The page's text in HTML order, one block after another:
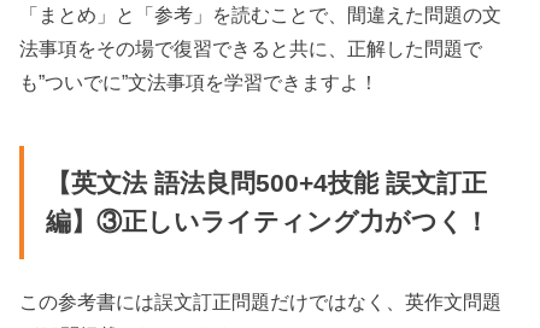
「まとめ」と「参考」を読むことで、間違えた問題の文
法事項をその場で復習できると共に、正解した問題で
も”ついでに”文法事項を学習できますよ！
【英文法 語法良問500+4技能 誤文訂正
編】③正しいライティング力がつく！
この参考書には誤文訂正問題だけではなく、英作文問題